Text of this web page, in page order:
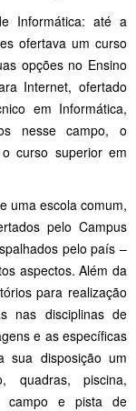
Informática: até a
ofertava um curso
opções no Ensino
Internet, ofertado
em Informática,
nesse campo, o
curso superior em
uma escola comum,
pelo Campus
pelo país –
aspectos. Além da
para realização
nas disciplinas de
e as específicas
sua disposição um
quadras, piscina,
campo e pista de